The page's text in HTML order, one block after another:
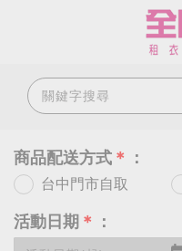
商品配送方式 ＊ ：
台中門市自取
活動日期 ＊ ：